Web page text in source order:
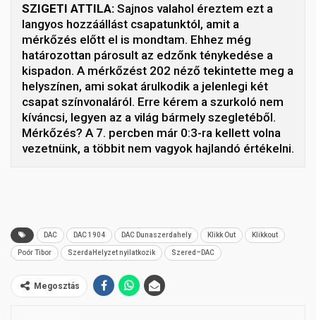
SZIGETI ATTILA: Sajnos valahol éreztem ezt a
langyos hozzáállást csapatunktól, amit a
mérkőzés előtt el is mondtam. Ehhez még
határozottan párosult az edzőnk ténykedése a
kispadon. A mérkőzést 202 néző tekintette meg a
helyszínen, ami sokat árulkodik a jelenlegi két
csapat színvonaláról. Erre kérem a szurkoló nem
kíváncsi, legyen az a világ bármely szegletéből.
Mérkőzés? A 7. percben már 0:3-ra kellett volna
vezetnünk, a többit nem vagyok hajlandó értékelni.
DAC DAC 1904 DAC Dunaszerdahely Klikk Out Klikkout
Poór Tibor SzerdaHelyzet nyilatkozik Szered–DAC
Megosztás